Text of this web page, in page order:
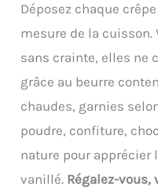
Déposez chaque
mesure de la cuisson.
sans crainte, elles ne
grâce au beurre
chaudes, garnies
poudre, confiture,
nature pour apprécier
vanillé. Régalez-vous,